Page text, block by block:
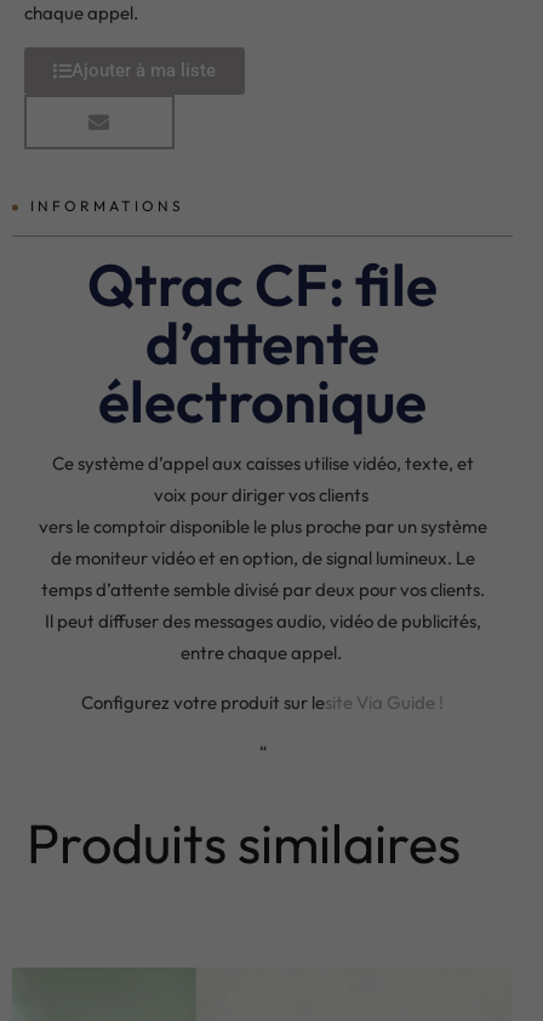
chaque appel.
Ajouter à ma liste
INFORMATIONS
Qtrac CF: file
d’attente
électronique
Ce système d’appel aux caisses utilise vidéo, texte, et
voix pour diriger vos clients
vers le comptoir disponible le plus proche par un système
de moniteur vidéo et en option, de signal lumineux. Le
temps d’attente semble divisé par deux pour vos clients.
Il peut diffuser des messages audio, vidéo de publicités,
entre chaque appel.
Configurez votre produit sur lesite Via Guide !
“
Produits similaires